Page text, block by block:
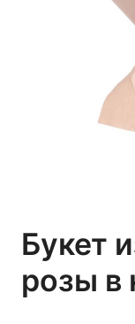
Букет
розы в